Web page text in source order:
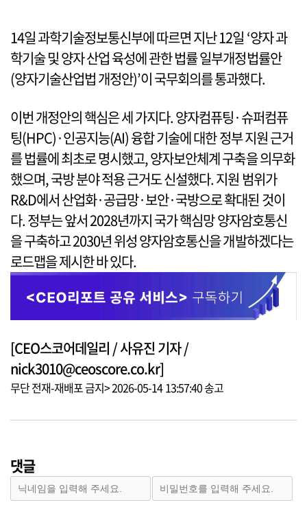
14일 과학기술정보통신부에 따르면 지난 12일 ‘양자 과
학기술 및 양자 산업 육성에 관한 법률 일부개정법률안
(양자기술산업법 개정안)’이 국무회의를 통과했다.
이번 개정안의 핵심은 세 가지다. 양자컴퓨팅·슈퍼컴퓨
팅(HPC)·인공지능(AI) 융합 기술에 대한 정부 지원 근거
를 법률에 최초로 명시했고, 양자보안체계 구축을 의무화
했으며, 국방 분야 적용 근거도 신설했다. 지원 범위가
R&D에서 산업화·공급망·보안·국방으로 확대된 것이
다. 정부는 앞서 2028년까지 국가 핵심망 양자암호통신
을 구축하고 2030년 위성 양자암호통신을 개발하겠다는
로드맵을 제시한 바 있다.
[CEO스코어데일리 / 사유진 기자 /
nick3010@ceoscore.co.kr]
무단 전재-재배포 금지> 2026-05-14 13:57:40 송고
댓글